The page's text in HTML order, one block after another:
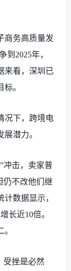
商务高质量发
到2025年，
来看，深圳已
。
况下，跨境电
潜力。
冲击，卖家普
仍不改他们继
数据显示，
长近10倍。
受挫是必然